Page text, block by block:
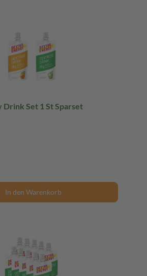
Set 1 St Sparset
In den Warenkorb